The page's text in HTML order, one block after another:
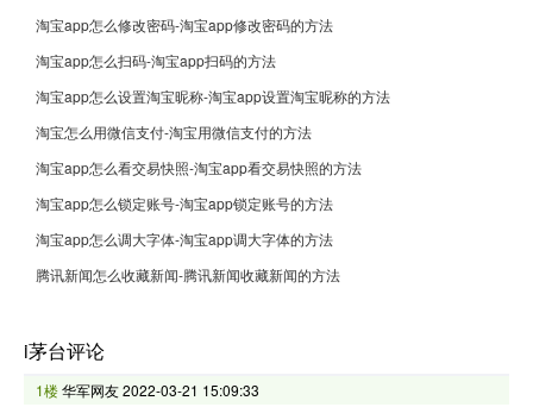
淘宝app怎么修改密码-淘宝app修改密码的方法
淘宝app怎么扫码-淘宝app扫码的方法
淘宝app怎么设置淘宝昵称-淘宝app设置淘宝昵称的方法
淘宝怎么用微信支付-淘宝用微信支付的方法
淘宝app怎么看交易快照-淘宝app看交易快照的方法
淘宝app怎么锁定账号-淘宝app锁定账号的方法
淘宝app怎么调大字体-淘宝app调大字体的方法
腾讯新闻怎么收藏新闻-腾讯新闻收藏新闻的方法
i茅台评论
1楼华军网友2022-03-21 15:09:33